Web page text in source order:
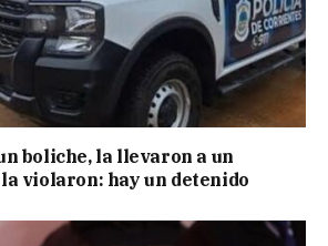
boliche, la llevaron a un
violaron: hay un detenido